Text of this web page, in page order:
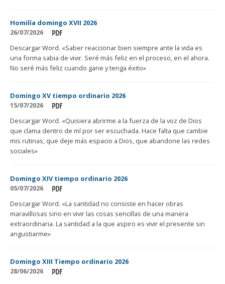
Homilía domingo XVII 2026
26/07/2026
Descargar Word. «Saber reaccionar bien siempre ante la vida es
una forma sabia de vivir. Seré más feliz en el proceso, en el ahora.
No seré más feliz cuando gane y tenga éxito»
Domingo XV tiempo ordinario 2026
15/07/2026
Descargar Word. «Quisiera abrirme a la fuerza de la voz de Dios
que clama dentro de mí por ser escuchada. Hace falta que cambie
mis rutinas, que deje más espacio a Dios, que abandone las redes
sociales»
Domingo XIV tiempo ordinario 2026
05/07/2026
Descargar Word. «La santidad no consiste en hacer obras
maravillosas sino en vivir las cosas sencillas de una manera
extraordinaria. La santidad a la que aspiro es vivir el presente sin
angustiarme»
Domingo XIII Tiempo ordinario 2026
28/06/2026